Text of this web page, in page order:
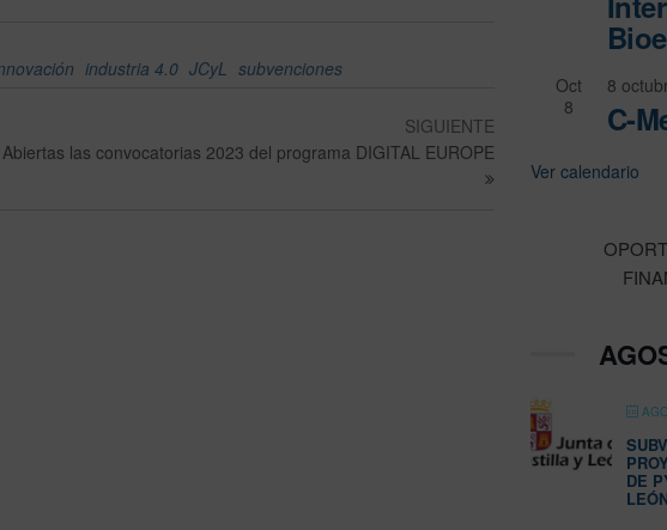
industria 4.0 JCyL subvenciones
SIGUIENTE
Abiertas las convocatorias 2023 del programa DIGITAL EUROPE
Oct
8
8
C-
Ver calendario
DE